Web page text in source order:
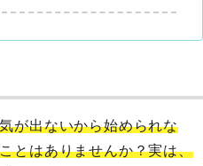
が出ないから始められな
とはありませんか？実は、